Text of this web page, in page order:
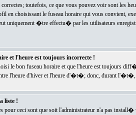
correctes; toutefois, ce que vous pouvez voir sont
choisissant le fuseau horaire qui vous convient,
uniquement �tre effectu� par les utilisateurs
et l'heure est toujours incorrecte !
le bon fuseau horaire et que l'heure est toujours
l'heure d'hiver et l'heure d'�t�; donc, durant
liste !
pour ceci sont que soit l'administrateur n'a pas